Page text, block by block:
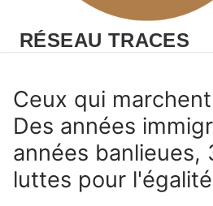
RÉSEAU TRACES
Ceux qui
Des années
années banlieues,
luttes pour l'égalité